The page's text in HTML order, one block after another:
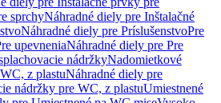
sprchyNáhradné diely pre Inštalačné
Náhradné diely pre PríslušenstvoPre
upevneniaNáhradné diely pre Pre
nádržkyNadomietkové
z plastuNáhradné diely pre
nádržky pre WC, z plastuUmiestnené